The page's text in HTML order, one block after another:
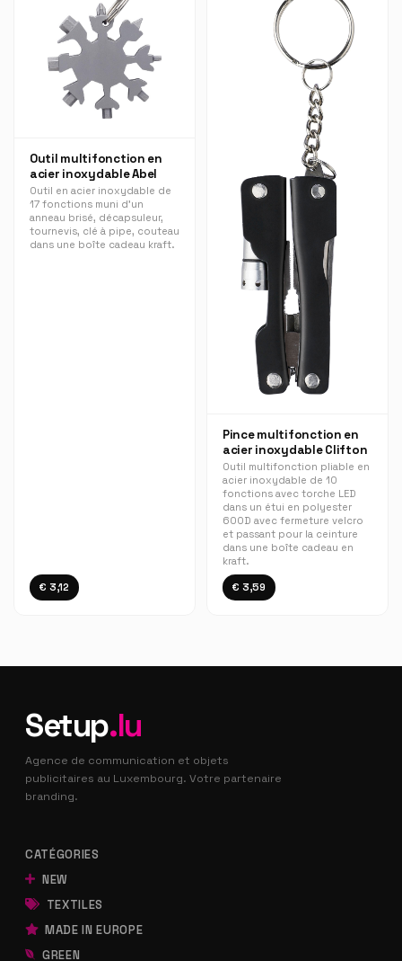
Outil multifonction en
acier inoxydable Abel
Outil en acier inoxydable de
17 fonctions muni d'un
anneau brisé, décapsuleur,
tournevis, clé à pipe, couteau
dans une boîte cadeau kraft.
€ 3,12
Pince multifonction en
acier inoxydable Clifton
Outil multifonction pliable en
acier inoxydable de 10
fonctions avec torche LED
dans un étui en polyester
600D avec fermeture velcro
et passant pour la ceinture
dans une boîte cadeau en
kraft.
€ 3,59
Setup.lu
Agence de communication et objets
publicitaires au Luxembourg. Votre partenaire
branding.
CATÉGORIES
NEW
TEXTILES
MADE IN EUROPE
GREEN